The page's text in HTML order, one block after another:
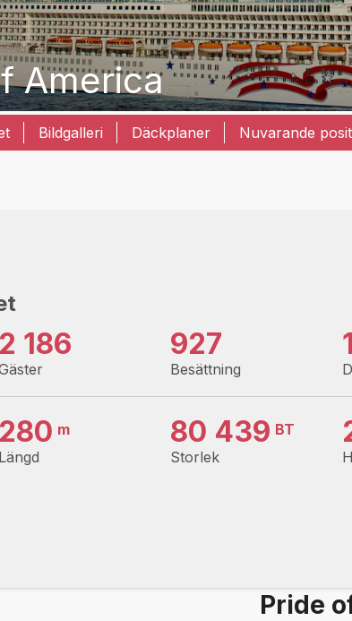
America
Bildgalleri Däckplaner Nuvarande
2 186
Besättning
927
Längd
280 m
Storlek
80 439 BT
Pride